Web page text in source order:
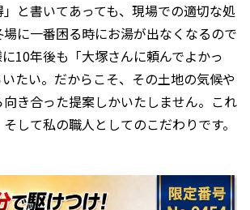
と書いてあっても、現場での適切な処
に一番困る時にお湯が出なくなるので
10年後も「大塚さんに頼んでよかっ
たい。だからこそ、その土地の気候や
き合った提案しかいたしません。これ
して私の職人としてのこだわりです。